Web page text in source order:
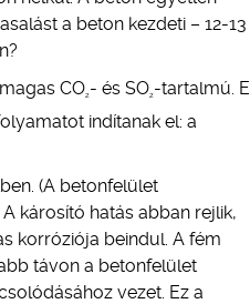
a beton kezdeti – 12-13
CO2- és SO2-tartalmú. E
indítanak el: a
(A betonfelület
károsító hatás abban rejlik,
korróziója beindul. A fém
távon a betonfelület
vezet. Ez a